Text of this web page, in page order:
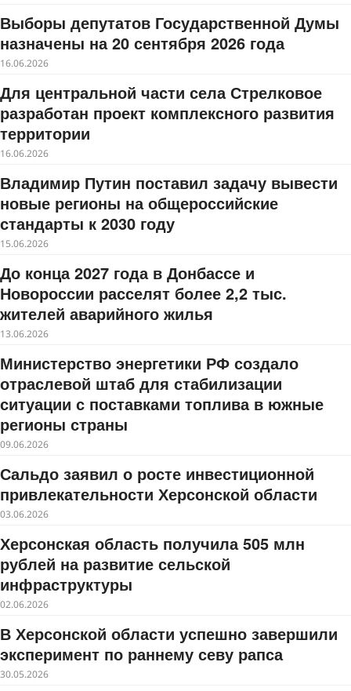
Выборы депутатов Государственной Думы
назначены на 20 сентября 2026 года
16.06.2026
Для центральной части села Стрелковое
разработан проект комплексного развития
территории
16.06.2026
Владимир Путин поставил задачу вывести
новые регионы на общероссийские
стандарты к 2030 году
15.06.2026
До конца 2027 года в Донбассе и
Новороссии расселят более 2,2 тыс.
жителей аварийного жилья
13.06.2026
Министерство энергетики РФ создало
отраслевой штаб для стабилизации
ситуации с поставками топлива в южные
регионы страны
09.06.2026
Сальдо заявил о росте инвестиционной
привлекательности Херсонской области
03.06.2026
Херсонская область получила 505 млн
рублей на развитие сельской
инфраструктуры
02.06.2026
В Херсонской области успешно завершили
эксперимент по раннему севу рапса
30.05.2026